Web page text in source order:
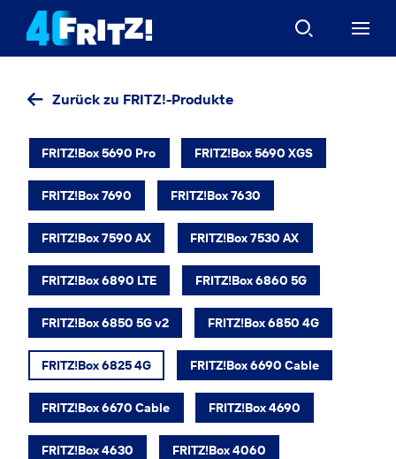
Zurück zu FRITZ!-Produkte
FRITZ!Box 5690 Pro FRITZ!Box 5690 XGS
FRITZ!Box 7690 FRITZ!Box 7630
FRITZ!Box 7590 AX FRITZ!Box 7530 AX
FRITZ!Box 6890 LTE FRITZ!Box 6860 5G
FRITZ!Box 6850 5G v2 FRITZ!Box 6850 4G
FRITZ!Box 6825 4G FRITZ!Box 6690 Cable
FRITZ!Box 6670 Cable FRITZ!Box 4690
FRITZ!Box 4630 FRITZ!Box 4060